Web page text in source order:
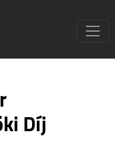
Díj